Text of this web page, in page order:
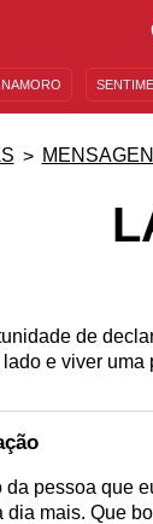
NAMORO
de
lado e viver
pessoa que
mais. Que